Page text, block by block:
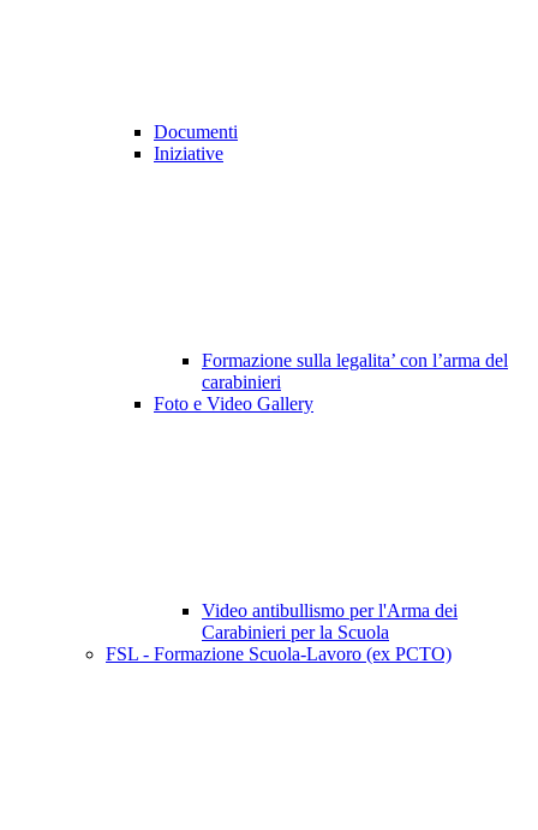
Documenti
Iniziative
Formazione sulla legalita’ con l’arma del
carabinieri
Foto e Video Gallery
Video antibullismo per l'Arma dei
Carabinieri per la Scuola
FSL - Formazione Scuola-Lavoro (ex PCTO)